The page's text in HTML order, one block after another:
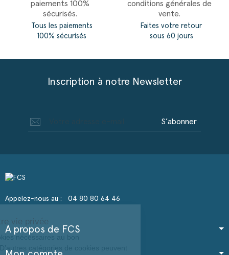
Tous les paiements
100% sécurisés
Faites votre retour
sous 60 jours
Inscription à notre Newsletter
S’abonner
Appelez-nous au : 04 80 80 64 46
A propos de FCS
Nous respectons votre vie privée
Notre site utilise des cookies nécessaires au bon